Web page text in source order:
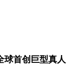
球首创巨型真人